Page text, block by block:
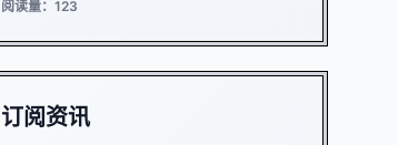
阅读量：123
订阅资讯